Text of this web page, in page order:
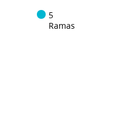
5
Ramas